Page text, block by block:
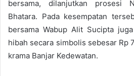
bersama, dilanjutkan prosesi
Bhatara. Pada kesempatan
bersama Wabup Alit Sucipta
hibah secara simbolis sebesar Rp
krama Banjar Kedewatan.